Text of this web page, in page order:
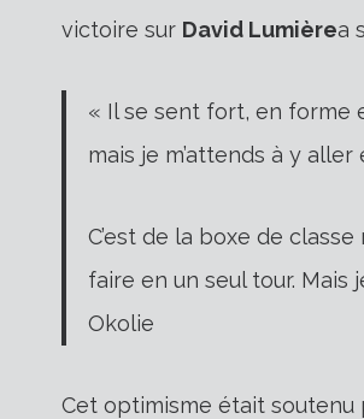
victoire sur David Lumièrea
« Il se sent fort, en forme
mais je m’attends à y
C’est de la boxe de
faire en un seul tour. Mais
Okolie
Cet optimisme était soutenu